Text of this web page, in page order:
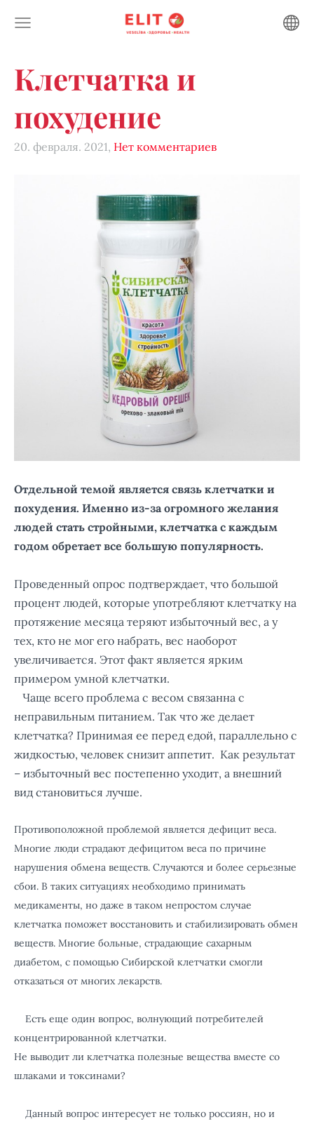
Клетчатка и
похудение
20. февраля. 2021, Нет комментариев
Отдельной темой является связь клетчатки и
похудения. Именно из-за огромного желания
людей стать стройными, клетчатка с каждым
годом обретает все большую популярность.
Проведенный опрос подтверждает, что большой
процент людей, которые употребляют клетчатку на
протяжение месяца теряют избыточный вес, а у
тех, кто не мог его набрать, вес наоборот
увеличивается. Этот факт является ярким
примером умной клетчатки.
Чаще всего проблема с весом связанна с
неправильным питанием. Так что же делает
клетчатка? Принимая ее перед едой, параллельно с
жидкостью, человек снизит аппетит. Как результат
– избыточный вес постепенно уходит, а внешний
вид становиться лучше.
Противоположной проблемой является дефицит веса.
Многие люди страдают дефицитом веса по причине
нарушения обмена веществ. Случаются и более серьезные
сбои. В таких ситуациях необходимо принимать
медикаменты, но даже в таком непростом случае
клетчатка поможет восстановить и стабилизировать обмен
веществ. Многие больные, страдающие сахарным
диабетом, с помощью Сибирской клетчатки смогли
отказаться от многих лекарств.
Есть еще один вопрос, волнующий потребителей
концентрированной клетчатки.
Не выводит ли клетчатка полезные вещества вместе со
шлаками и токсинами?
Данный вопрос интересует не только россиян, но и